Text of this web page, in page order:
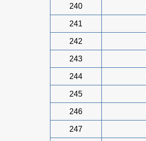
240
241
242
243
244
245
246
247